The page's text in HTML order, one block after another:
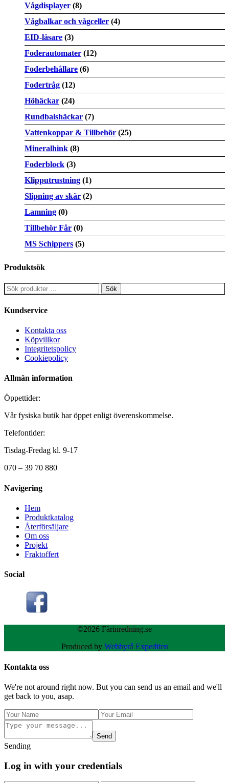
Vågdisplayer (8)
Vågbalkar och vågceller (4)
EID-läsare (3)
Foderautomater (12)
Foderbehållare (6)
Fodertråg (12)
Höhäckar (24)
Rundbalshäckar (7)
Vattenkoppar & Tillbehör (25)
Mineralhink (8)
Foderblock (3)
Klipputrustning (1)
Slipning av skär (2)
Lamning (0)
Tillbehör Får (0)
MS Schippers (5)
Produktsök
Sök
efter:
Kundservice
Kontakta oss
Köpvillkor
Integritetspolicy
Cookiepolicy
Allmän information
Öppettider:
Vår fysiska butik har öppet enligt överenskommelse.
Telefontider:
Tisdag-Fredag kl. 9-17
070 – 39 70 880
Navigering
Hem
Produktkatalog
Återförsäljare
Om oss
Projekt
Fraktoffert
Social
©2026 Fårinredning.se
Produced by Webbyrå Expediten
Kontakta oss
We're not around right now. But you can send us an email and we'll
get back to you, asap.
Send
Sending
Log in with your credentials